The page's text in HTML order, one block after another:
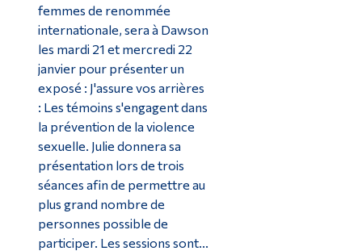
femmes de renommée
internationale, sera à Dawson
les mardi 21 et mercredi 22
janvier pour présenter un
exposé : J'assure vos arrières
: Les témoins s'engagent dans
la prévention de la violence
sexuelle. Julie donnera sa
présentation lors de trois
séances afin de permettre au
plus grand nombre de
personnes possible de
participer. Les sessions sont...